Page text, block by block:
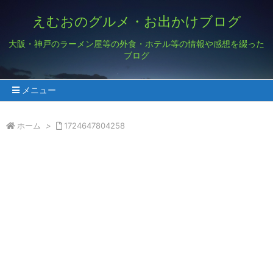
えむおのグルメ・お出かけブログ
大阪・神戸のラーメン屋等の外食・ホテル等の情報や感想を綴った
ブログ
メニュー
ホーム > 1724647804258